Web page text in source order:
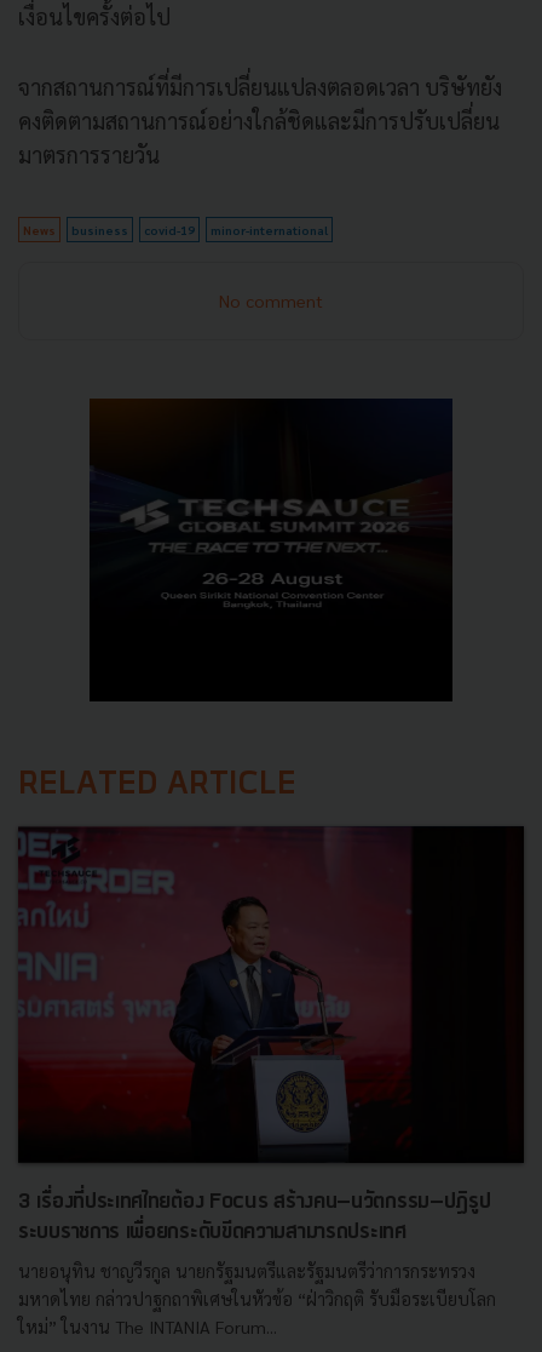
เงื่อนไขครั้งต่อไป
จากสถานการณ์ที่มีการเปลี่ยนแปลงตลอดเวลา บริษัทยัง
คงติดตามสถานการณ์อย่างใกล้ชิดและมีการปรับเปลี่ยน
มาตรการรายวัน
News business covid-19 minor-international
No comment
RELATED ARTICLE
3 เรื่องที่ประเทศไทยต้อง Focus สร้างคน–นวัตกรรม–ปฏิรูป
ระบบราชการ เพื่อยกระดับขีดความสามารถประเทศ
นายอนุทิน ชาญวีรกูล นายกรัฐมนตรีและรัฐมนตรีว่าการกระทรวง
มหาดไทย กล่าวปาฐกถาพิเศษในหัวข้อ “ฝ่าวิกฤติ รับมือระเบียบโลก
ใหม่” ในงาน The INTANIA Forum...